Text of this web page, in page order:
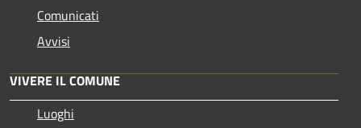
Comunicati
Avvisi
VIVERE IL COMUNE
Luoghi